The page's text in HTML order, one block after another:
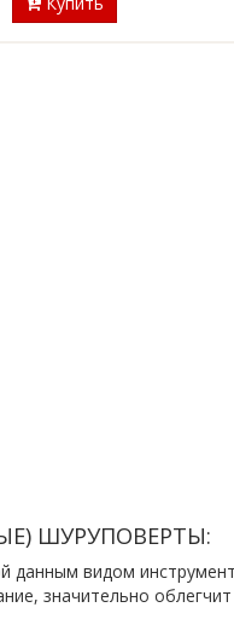
ШУРУПОВЕРТЫ:
видом
значительно